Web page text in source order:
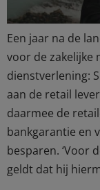
Een jaar na de
voor de zakelijke
dienstverlening:
aan de retail
daarmee de
bankgarantie en
besparen. ‘Voor
geldt dat hij